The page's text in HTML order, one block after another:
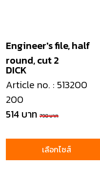
DICK
Engineer's file, half
round, cut 2
Article no. : 513200
200
514 บาท 790 บาท
เลือกไซส์